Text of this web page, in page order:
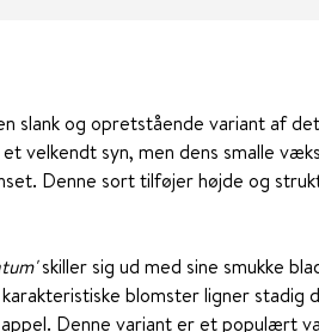
slank og opretstående variant af
velkendt syn, men dens smalle
Denne sort tilføjer højde og
skiller sig ud med sine smukke
blomster ligner stadig
Denne variant er et populært